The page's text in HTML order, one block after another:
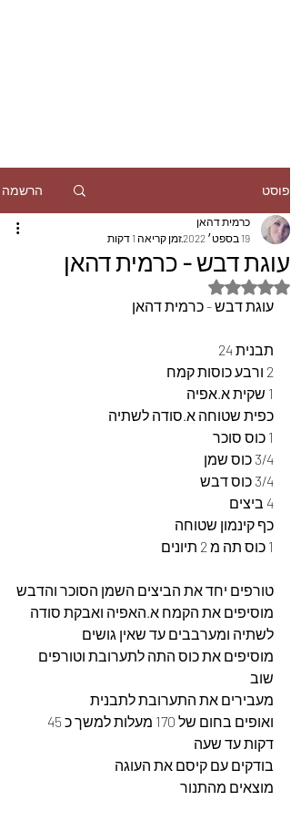
פוסט הרשמה
עוגת דבש - כרמית דהאן
כרמית דהאן
19 בספט׳ 2022
זמן קריאה 1 דקות
דירוג של NaN מתוך 5 כוכבים
עוגת דבש - כרמית דהאן
תבנית 24
2 ורבע כוסות קמח
1 שקית א.אפיה
כפית שטוחה א.סודה לשתיה
1 כוס סוכר
3/4 כוס שמן
3/4 כוס דבש
4 ביצים
כף קינמון שטוחה
1 כוס תה מ 2 תיונים
טורפים יחד את הביצים השמן הסוכר והדבש
מוסיפים את הקמח א.האפיה ואבקת סודה
לשתיה ומערבבים עד שאין גושים
מוסיפים את כוס התה לתערובת וטורפים
שוב
מעבירים את התערובת לתבנית
דקות עד שעה
בודקים עם קיסם את העוגה
מוצאים מהתנור